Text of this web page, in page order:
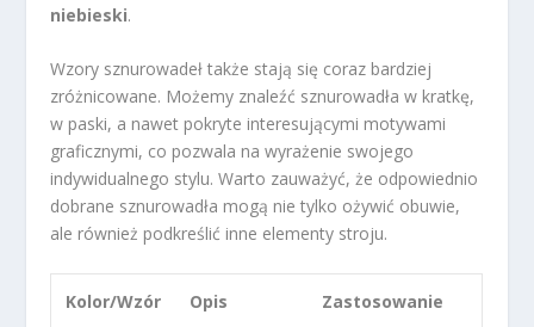
niebieski.
Wzory sznurowadeł także stają się coraz bardziej
zróżnicowane. Możemy znaleźć sznurowadła w kratkę,
w paski, a nawet pokryte interesującymi motywami
graficznymi, co pozwala na wyrażenie swojego
indywidualnego stylu. Warto zauważyć, że odpowiednio
dobrane sznurowadła mogą nie tylko ożywić obuwie,
ale również podkreślić inne elementy stroju.
Kolor/Wzór Opis Zastosowanie